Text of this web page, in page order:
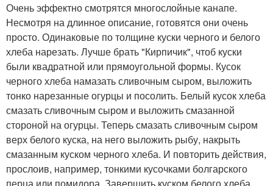
Очень эффектно смотрятся многослойные канапе.
Несмотря на длинное описание, готовятся они очень
просто. Одинаковые по толщине куски черного и белого
хлеба нарезать. Лучше брать "Кирпичик", чтоб куски
были квадратной или прямоугольной формы. Кусок
черного хлеба намазать сливочным сыром, выложить
тонко нарезанные огурцы и посолить. Белый кусок хлеба
смазать сливочным сыром и выложить смазанной
стороной на огурцы. Теперь смазать сливочным сыром
верх белого куска, на него выложить рыбу, накрыть
смазанным куском черного хлеба. И повторить действия,
прослоив, например, тонкими кусочками болгарского